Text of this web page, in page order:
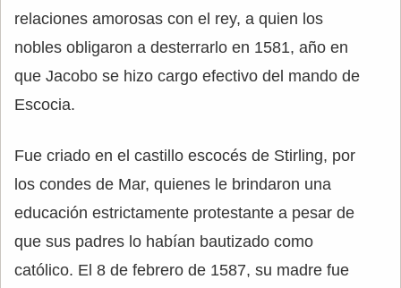
relaciones amorosas con el rey, a quien los
nobles obligaron a desterrarlo en 1581, año en
que Jacobo se hizo cargo efectivo del mando de
Escocia.
Fue criado en el castillo escocés de Stirling, por
los condes de Mar, quienes le brindaron una
educación estrictamente protestante a pesar de
que sus padres lo habían bautizado como
católico. El 8 de febrero de 1587, su madre fue